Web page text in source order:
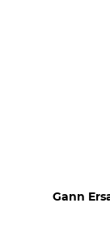
Gann